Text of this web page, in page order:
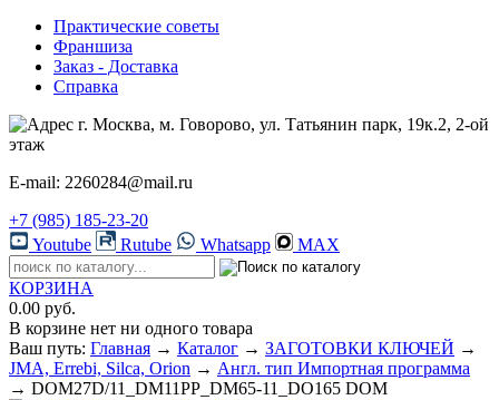
Практические советы
Франшиза
Заказ - Доставка
Справка
г. Москва, м. Говорово, ул. Татьянин парк, 19к.2, 2-ой
этаж
E-mail: 2260284@mail.ru
+7 (985) 185-23-20
Youtube
Rutube Whatsapp MAX
КОРЗИНА
0.00 руб.
В корзине нет ни одного товара
Ваш путь: Главная → Каталог → ЗАГОТОВКИ КЛЮЧЕЙ →
JMA, Errebi, Silca, Orion → Англ. тип Импортная программа
→ DOM27D/11_DM11PP_DM65-11_DO165 DOM